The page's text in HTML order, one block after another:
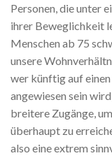
Personen, die unter
ihrer Beweglichkeit
Menschen ab 75
unsere
wer künftig auf
angewiesen sein
breitere Zugänge,
überhaupt zu
also eine extrem